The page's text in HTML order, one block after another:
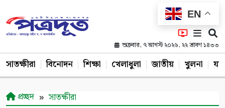
EN
শুক্রবার, ৭ আগস্ট ২০২৬, ২২ শ্রাবণ ১৪৩৩
সাতক্ষীরা বিনোদন শিক্ষা খেলাধুলা জাতীয় খুলনা
প্রচ্ছদ সাতক্ষীরা